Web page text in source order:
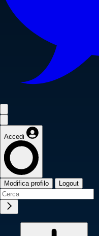
Accedi
Modifica profilo Logout